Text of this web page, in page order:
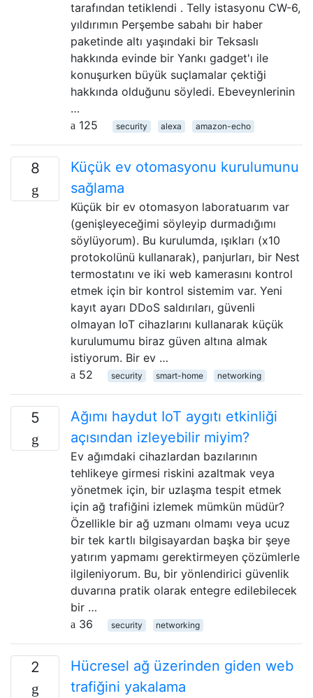
tarafından tetiklendi . Telly istasyonu CW-6,
yıldırımın Perşembe sabahı bir haber
paketinde altı yaşındaki bir Teksaslı
hakkında evinde bir Yankı gadget'ı ile
konuşurken büyük suçlamalar çektiği
hakkında olduğunu söyledi. Ebeveynlerinin
…
125
security alexa amazon-echo
8
Küçük ev otomasyonu kurulumunu
sağlama
Küçük bir ev otomasyon laboratuarım var
(genişleyeceğimi söyleyip durmadığımı
söylüyorum). Bu kurulumda, ışıkları (x10
protokolünü kullanarak), panjurları, bir Nest
termostatını ve iki web kamerasını kontrol
etmek için bir kontrol sistemim var. Yeni
kayıt ayarı DDoS saldırıları, güvenli
olmayan IoT cihazlarını kullanarak küçük
kurulumumu biraz güven altına almak
istiyorum. Bir ev …
52
security smart-home networking
5
Ağımı haydut IoT aygıtı etkinliği
açısından izleyebilir miyim?
Ev ağımdaki cihazlardan bazılarının
tehlikeye girmesi riskini azaltmak veya
yönetmek için, bir uzlaşma tespit etmek
için ağ trafiğini izlemek mümkün müdür?
Özellikle bir ağ uzmanı olmamı veya ucuz
bir tek kartlı bilgisayardan başka bir şeye
yatırım yapmamı gerektirmeyen çözümlerle
ilgileniyorum. Bu, bir yönlendirici güvenlik
duvarına pratik olarak entegre edilebilecek
bir …
36
security networking
2
Hücresel ağ üzerinden giden web
trafiğini yakalama